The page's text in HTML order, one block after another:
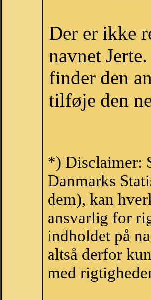
Der er ikke
navnet
finder den
tilføje den
*) Disclaimer:
Danmarks
dem), kan
ansvarlig for
indholdet på
altså derfor
med